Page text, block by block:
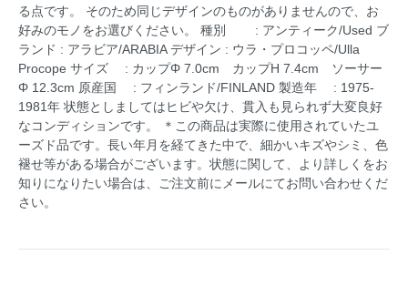
る点です。 そのため同じデザインのものがありませんので、お
好みのモノをお選びください。 種別 : アンティーク/Used ブ
ランド : アラビア/ARABIA デザイン : ウラ・プロコッペ/Ulla
Procope サイズ : カップΦ 7.0cm カップH 7.4cm ソーサー
Φ 12.3cm 原産国 : フィンランド/FINLAND 製造年 : 1975-
1981年 状態としましてはヒビや欠け、貫入も見られず大変良好
なコンディションです。 ＊この商品は実際に使用されていたユ
ーズド品です。長い年月を経てきた中で、細かいキズやシミ、色
褪せ等がある場合がございます。状態に関して、より詳しくをお
知りになりたい場合は、ご注文前にメールにてお問い合わせくだ
さい。